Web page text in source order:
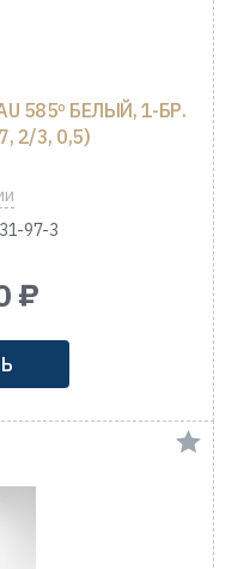
585º БЕЛЫЙ, 1-БР.
2/3, 0,5)
97-3
₽